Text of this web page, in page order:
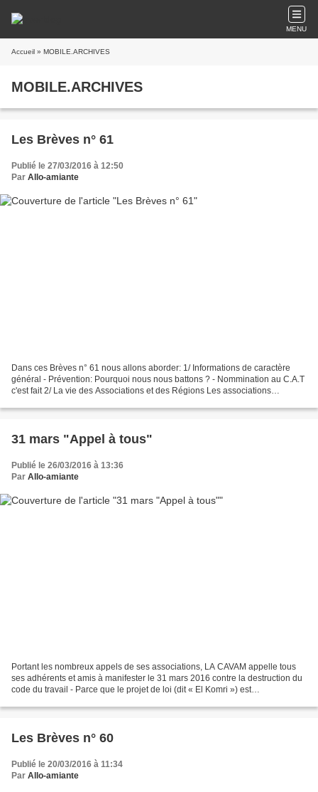
MENU
Accueil » MOBILE.ARCHIVES
MOBILE.ARCHIVES
Les Brèves n° 61
Publié le 27/03/2016 à 12:50
Par Allo-amiante
Dans ces Brèves n° 61 nous allons aborder: 1/ Informations de caractère
général - Prévention: Pourquoi nous nous battons ? - Nommination au C.A.T
c'est fait 2/ La vie des Associations et des Régions Les associations
31 mars "Appel à tous"
Publié le 26/03/2016 à 13:36
Par Allo-amiante
Portant les nombreux appels de ses associations, LA CAVAM appelle tous
ses adhérents et amis à manifester le 31 mars 2016 contre la destruction du
code du travail - Parce que le projet de loi (dit « El Komri ») est
Les Brèves n° 60
Publié le 20/03/2016 à 11:34
Par Allo-amiante